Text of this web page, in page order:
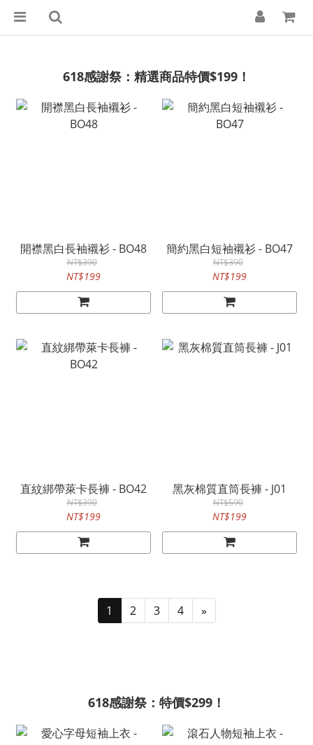
618感謝祭：精選商品特價$199！
開襟黑白長袖襯衫 - BO48
NT$390
NT$199
簡約黑白短袖襯衫 - BO47
NT$390
NT$199
直紋綁帶萊卡長褲 - BO42
NT$390
NT$199
黑灰棉質直筒長褲 - J01
NT$590
NT$199
1 2 3 4 »
618感謝祭：特價$299！